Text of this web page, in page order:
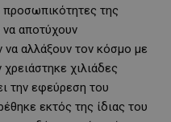
προσωπικότητες της
να αποτύχουν
να αλλάξουν τον κόσμο με
χιλιάδες
την εφεύρεση του
εκτός της ίδιας του